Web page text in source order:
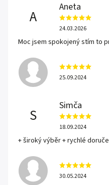
A
Aneta
24.03.2026
Moc jsem spokojený stím to
25.09.2024
S
Simča
18.09.2024
+ široký výběr + rychlé
30.05.2024